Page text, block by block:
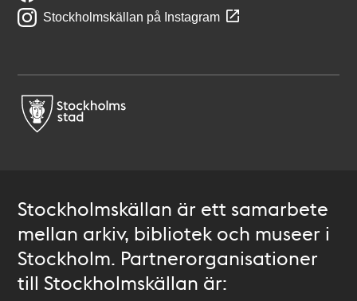
Stockholmskällan på Instagram
Stockholmskällan är ett samarbete
mellan arkiv, bibliotek och museer i
Stockholm. Partnerorganisationer
till Stockholmskällan är: